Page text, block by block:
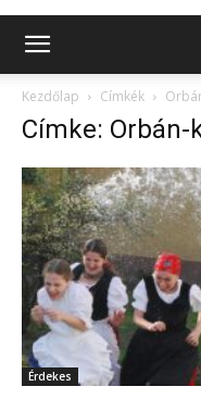
Kezdőlap Címkék
Címke: Orbán-
Érdekes